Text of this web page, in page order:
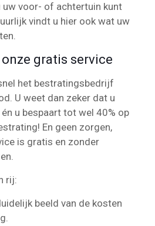
uw voor- of achtertuin kunt
vindt u hier ook wat uw
gratis service
het bestratingsbedrijf
U weet dan zeker dat u
u bespaart tot wel 40% op
En geen zorgen,
is gratis en zonder
rij:
beeld van de kosten